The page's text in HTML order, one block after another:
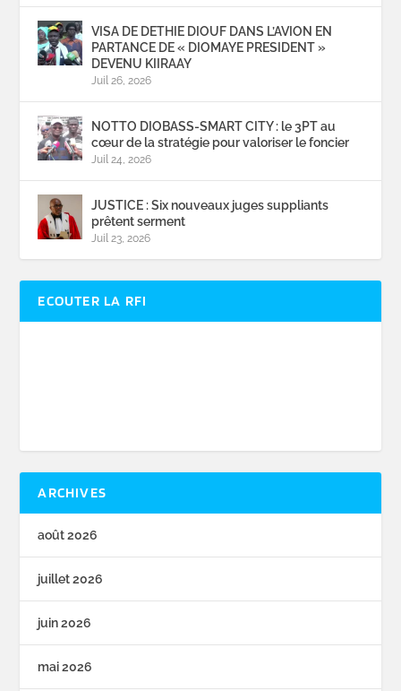
VISA DE DETHIE DIOUF DANS L’AVION EN
PARTANCE DE « DIOMAYE PRESIDENT »
DEVENU KIIRAAY
Juil 26, 2026
NOTTO DIOBASS-SMART CITY : le 3PT au
cœur de la stratégie pour valoriser le foncier
Juil 24, 2026
JUSTICE : Six nouveaux juges suppliants
prêtent serment
Juil 23, 2026
ECOUTER LA RFI
ARCHIVES
août 2026
juillet 2026
juin 2026
mai 2026